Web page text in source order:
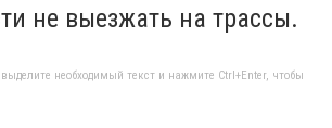
не выезжать на трассы.
необходимый текст и нажмите Ctrl+Enter, чтобы